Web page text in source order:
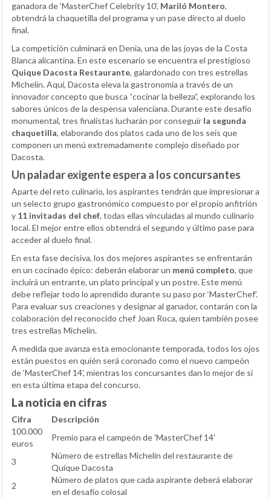
ganadora de ‘MasterChef Celebrity 10’, Mariló Montero,
obtendrá la chaquetilla del programa y un pase directo al duelo
final.
La competición culminará en Denia, una de las joyas de la Costa
Blanca alicantina. En este escenario se encuentra el prestigioso
Quique Dacosta Restaurante, galardonado con tres estrellas
Michelin. Aquí, Dacosta eleva la gastronomía a través de un
innovador concepto que busca “cocinar la belleza”, explorando los
sabores únicos de la despensa valenciana. Durante este desafío
monumental, tres finalistas lucharán por conseguir la segunda
chaquetilla, elaborando dos platos cada uno de los seis que
componen un menú extremadamente complejo diseñado por
Dacosta.
Un paladar exigente espera a los concursantes
Aparte del reto culinario, los aspirantes tendrán que impresionar a
un selecto grupo gastronómico compuesto por el propio anfitrión
y 11 invitadas del chef, todas ellas vinculadas al mundo culinario
local. El mejor entre ellos obtendrá el segundo y último pase para
acceder al duelo final.
En esta fase decisiva, los dos mejores aspirantes se enfrentarán
en un cocinado épico: deberán elaborar un menú completo, que
incluirá un entrante, un plato principal y un postre. Este menú
debe reflejar todo lo aprendido durante su paso por ‘MasterChef’.
Para evaluar sus creaciones y designar al ganador, contarán con la
colaboración del reconocido chef Joan Roca, quien también posee
tres estrellas Michelin.
A medida que avanza esta emocionante temporada, todos los ojos
están puestos en quién será coronado como el nuevo campeón
de ‘MasterChef 14’, mientras los concursantes dan lo mejor de sí
en esta última etapa del concurso.
La noticia en cifras
Cifra
Descripción
100.000
euros
Premio para el campeón de 'MasterChef 14'
3
Número de estrellas Michelin del restaurante de
Quique Dacosta
2
Número de platos que cada aspirante deberá elaborar
en el desafío colosal